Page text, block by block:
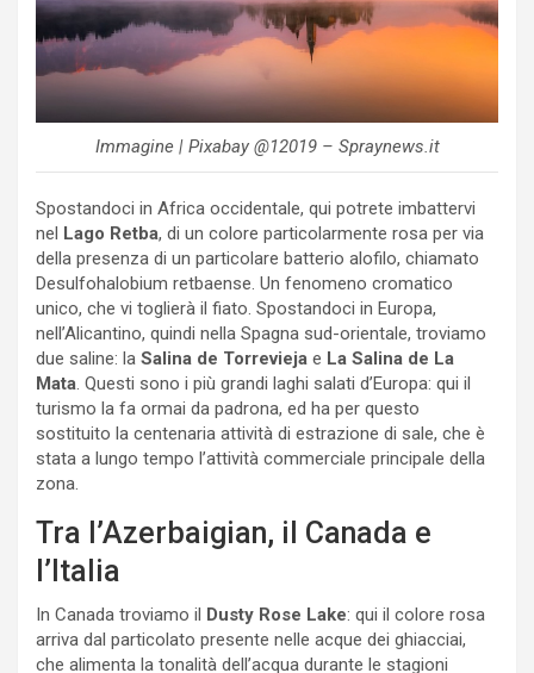
Immagine | Pixabay @12019 – Spraynews.it
Spostandoci in Africa occidentale, qui potrete imbattervi
nel Lago Retba, di un colore particolarmente rosa per via
della presenza di un particolare batterio alofilo, chiamato
Desulfohalobium retbaense. Un fenomeno cromatico
unico, che vi toglierà il fiato. Spostandoci in Europa,
nell’Alicantino, quindi nella Spagna sud-orientale, troviamo
due saline: la Salina de Torrevieja e La Salina de La
Mata. Questi sono i più grandi laghi salati d’Europa: qui il
turismo la fa ormai da padrona, ed ha per questo
sostituito la centenaria attività di estrazione di sale, che è
stata a lungo tempo l’attività commerciale principale della
zona.
Tra l’Azerbaigian, il Canada e
l’Italia
In Canada troviamo il Dusty Rose Lake: qui il colore rosa
arriva dal particolato presente nelle acque dei ghiacciai,
che alimenta la tonalità dell’acqua durante le stagioni